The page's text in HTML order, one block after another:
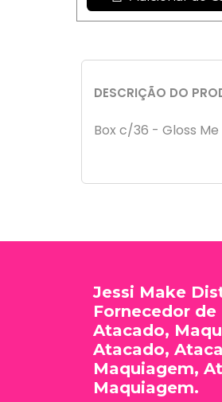
DESCRIÇÃO DO
Box c/36 - Gloss Me
Jessi Make
Fornecedor
Atacado,
Atacado,
Maquiagem,
Maquiagem.